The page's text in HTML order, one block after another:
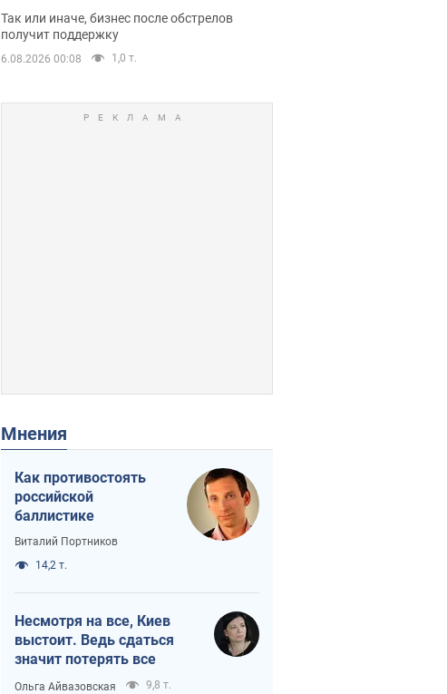
бизнесу приоритетный доступ к
имеющимся складским
помещениям
Так или иначе, бизнес после обстрелов
получит поддержку
6.08.2026 00:08 1,0 т.
Мнения
Как противостоять
российской
баллистике
Виталий Портников
14,2 т.
Несмотря на все, Киев
выстоит. Ведь сдаться
значит потерять все
Ольга Айвазовская 9,8 т.